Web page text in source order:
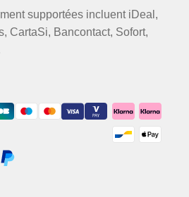
supportées incluent iDeal,
CartaSi, Bancontact, Sofort,